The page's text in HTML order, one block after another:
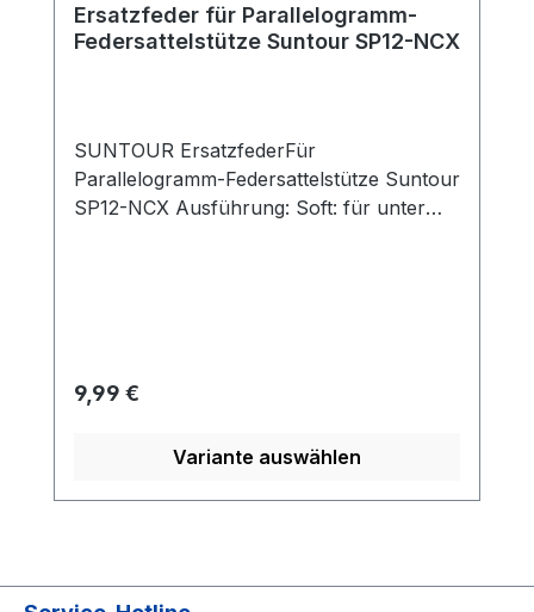
Ersatzfeder für Parallelogramm-
Federsattelstütze Suntour SP12-NCX
SUNTOUR ErsatzfederFür
Parallelogramm-Federsattelstütze Suntour
SP12-NCX Ausführung: Soft: für unter
Regulärer Preis:
9,99 €
Variante auswählen